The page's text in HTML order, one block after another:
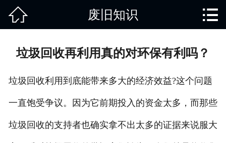
 废旧知识 
垃圾回收再利用真的对环保有利吗？
垃圾回收利用到底能带来多大的经济效益?这个问题
一直饱受争议。因为它前期投入的资金太多，而那些
垃圾回收的支持者也确实拿不出太多的证据来说服大